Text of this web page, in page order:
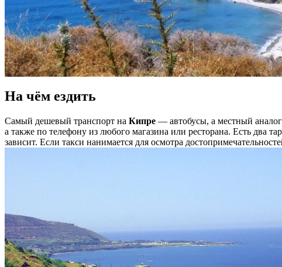
На чём ездить
Самый дешевый транспорт на Кипре — автобусы, а местный аналог
а также по телефону из любого магазина или ресторана. Есть два
зависит. Если такси нанимается для осмотра